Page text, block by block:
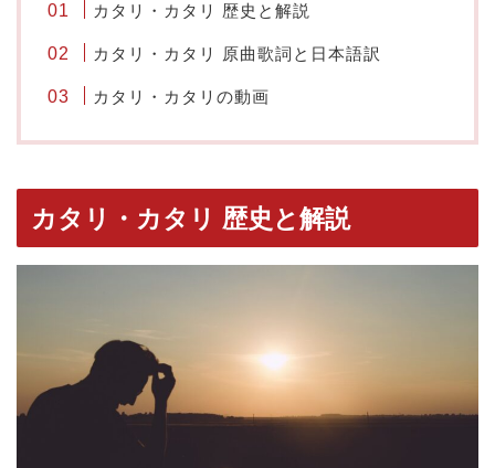
カタリ・カタリ 歴史と解説
カタリ・カタリ 原曲歌詞と日本語訳
カタリ・カタリの動画
カタリ・カタリ 歴史と解説